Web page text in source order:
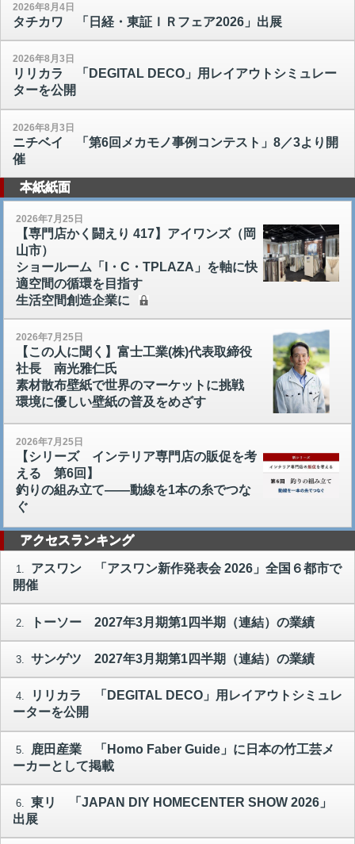
2026年8月4日
タチカワ 「日経・東証ＩＲフェア2026」出展
2026年8月3日
リリカラ 「DEGITAL DECO」用レイアウトシミュレー
ターを公開
2026年8月3日
ニチベイ 「第6回メカモノ事例コンテスト」8／3より開
催
本紙紙面
2026年7月25日
【専門店かく闘えり 417】アイワンズ（岡
山市）
ショールーム「I・C・TPLAZA」を軸に快
適空間の循環を目指す
生活空間創造企業に
2026年7月25日
【この人に聞く】富士工業(株)代表取締役
社長 南光雅仁氏
素材散布壁紙で世界のマーケットに挑戦
環境に優しい壁紙の普及をめざす
2026年7月25日
【シリーズ インテリア専門店の販促を考
える 第6回】
釣りの組み立て――動線を1本の糸でつな
ぐ
アクセスランキング
1.
アスワン 「アスワン新作発表会 2026」全国６都市で
開催
2. トーソー 2027年3月期第1四半期（連結）の業績
3. サンゲツ 2027年3月期第1四半期（連結）の業績
4.
リリカラ 「DEGITAL DECO」用レイアウトシミュレ
ーターを公開
5.
鹿田産業 「Homo Faber Guide」に日本の竹工芸メ
ーカーとして掲載
6. 東リ 「JAPAN DIY HOMECENTER SHOW 2026」
出展